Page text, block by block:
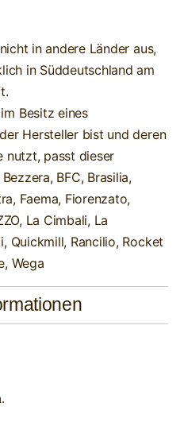
in andere Länder aus,
in Süddeutschland am
Besitz eines
Hersteller bist und deren
nutzt, passt dieser
BFC, Brasilia,
Faema, Fiorenzato,
La Cimbali, La
Quickmill, Rancilio, Rocket
Wega